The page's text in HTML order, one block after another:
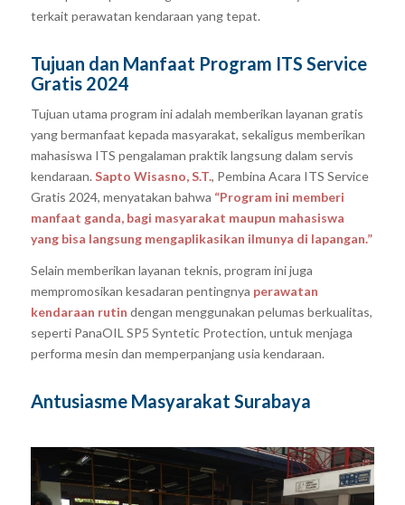
terkait perawatan kendaraan yang tepat.
Tujuan dan Manfaat Program ITS Service
Gratis 2024
Tujuan utama program ini adalah memberikan layanan gratis
yang bermanfaat kepada masyarakat, sekaligus memberikan
mahasiswa ITS pengalaman praktik langsung dalam servis
kendaraan.Sapto Wisasno, S.T., Pembina Acara ITS Service
Gratis 2024, menyatakan bahwa “Program ini memberi
manfaat ganda, bagi masyarakat maupun mahasiswa
yang bisa langsung mengaplikasikan ilmunya di lapangan.”
Selain memberikan layanan teknis, program ini juga
mempromosikan kesadaran pentingnya perawatan
kendaraan rutin dengan menggunakan pelumas berkualitas,
seperti PanaOIL SP5 Syntetic Protection, untuk menjaga
performa mesin dan memperpanjang usia kendaraan.
Antusiasme Masyarakat Surabaya